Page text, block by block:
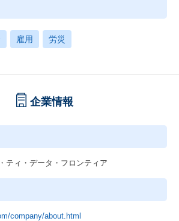
雇用 労災
企業情報
ティ・データ・フロンティア
company/about.html